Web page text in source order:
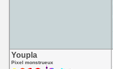
Youpla
Pixel monstrueux